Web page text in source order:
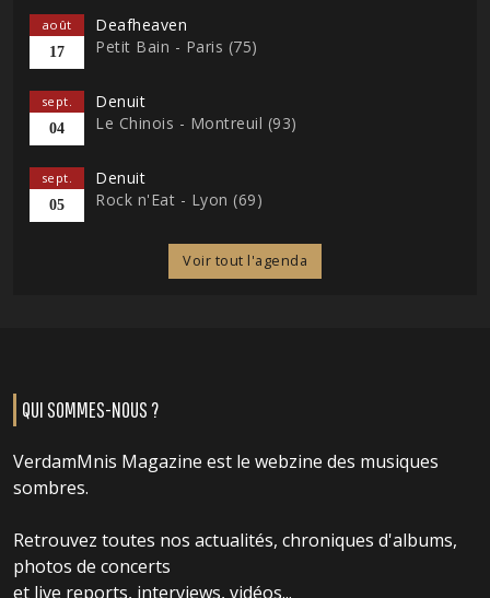
août
17
Deafheaven
Petit Bain - Paris (75)
sept.
04
Denuit
Le Chinois - Montreuil (93)
sept.
05
Denuit
Rock n'Eat - Lyon (69)
Voir tout l'agenda
QUI SOMMES-NOUS ?
VerdamMnis Magazine est le webzine des musiques
sombres.
Retrouvez toutes nos actualités, chroniques d'albums,
photos de concerts
et live reports, interviews, vidéos...